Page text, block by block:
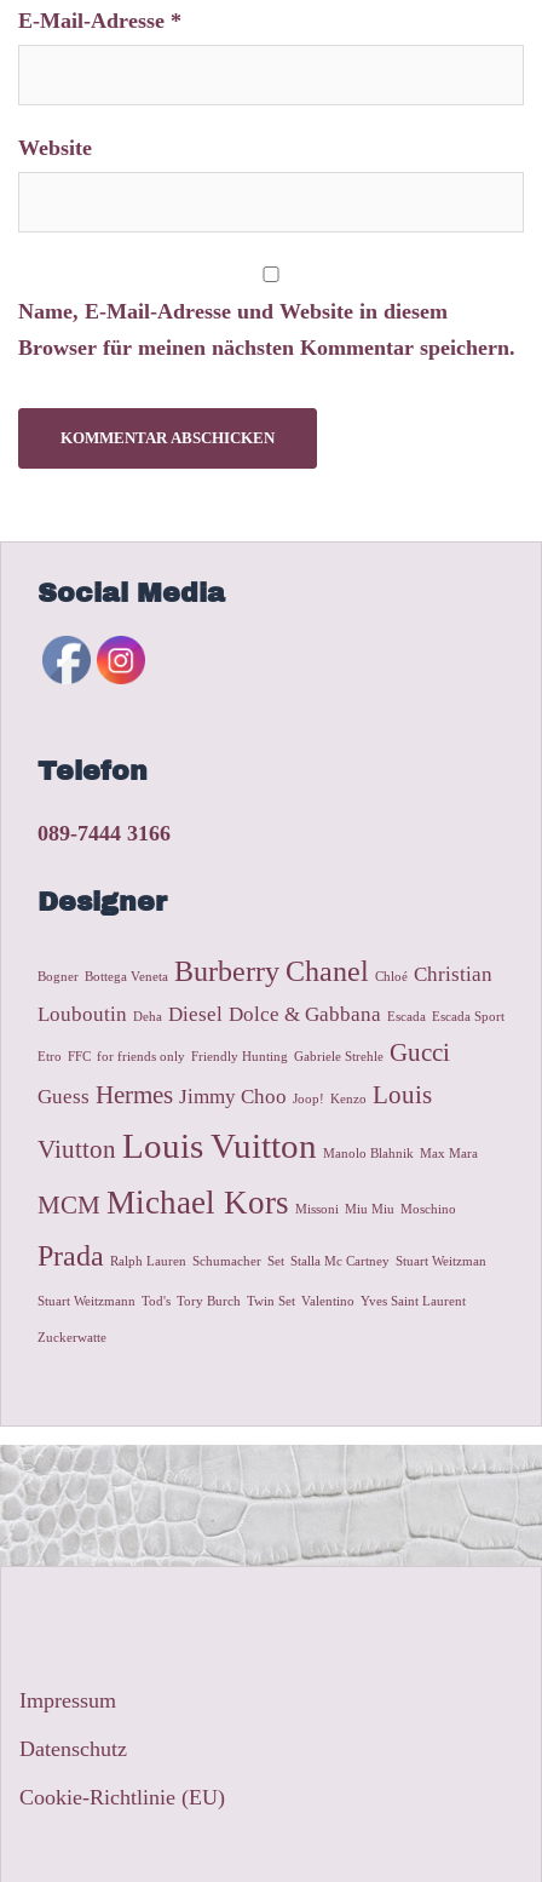
E-Mail-Adresse *
Website
Name, E-Mail-Adresse und Website in diesem
Browser für meinen nächsten Kommentar speichern.
Social Media
Telefon
089-7444 3166
Designer
Bogner Bottega Veneta Burberry Chanel Chloé Christian
Louboutin Deha Diesel Dolce & Gabbana Escada Escada Sport
Etro FFC for friends only Friendly Hunting Gabriele Strehle Gucci
Guess Hermes Jimmy Choo Joop! Kenzo Louis
Viutton Louis Vuitton Manolo Blahnik Max Mara
MCM Michael Kors Missoni Miu Miu Moschino
Prada Ralph Lauren Schumacher Set Stalla Mc Cartney Stuart Weitzman
Stuart Weitzmann Tod's Tory Burch Twin Set Valentino Yves Saint Laurent
Zuckerwatte
Impressum
Datenschutz
Cookie-Richtlinie (EU)